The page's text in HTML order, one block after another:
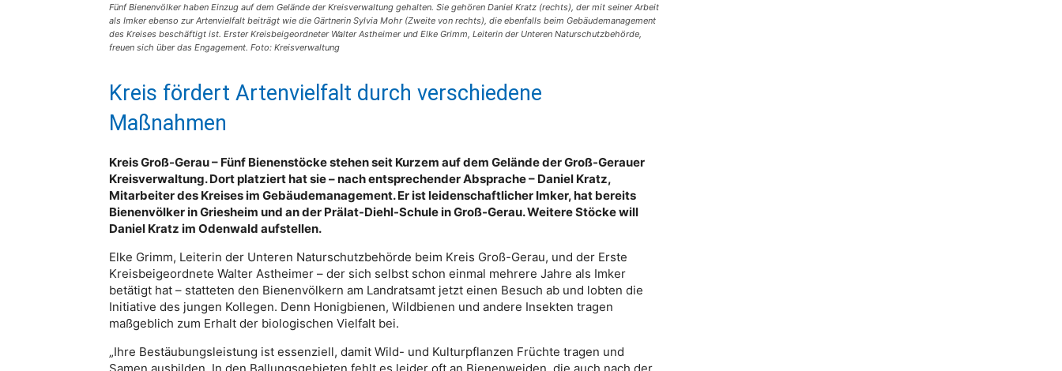
Fünf Bienenvölker haben Einzug auf dem Gelände der Kreisverwaltung gehalten. Sie gehören Daniel Kratz (rechts), der mit seiner Arbeit
als Imker ebenso zur Artenvielfalt beiträgt wie die Gärtnerin Sylvia Mohr (Zweite von rechts), die ebenfalls beim Gebäudemanagement
des Kreises beschäftigt ist. Erster Kreisbeigeordneter Walter Astheimer und Elke Grimm, Leiterin der Unteren Naturschutzbehörde,
freuen sich über das Engagement. Foto: Kreisverwaltung
Kreis fördert Artenvielfalt durch verschiedene
Maßnahmen
Kreis Groß-Gerau – Fünf Bienenstöcke stehen seit Kurzem auf dem Gelände der Groß-Gerauer
Kreisverwaltung. Dort platziert hat sie – nach entsprechender Absprache – Daniel Kratz,
Mitarbeiter des Kreises im Gebäudemanagement. Er ist leidenschaftlicher Imker, hat bereits
Bienenvölker in Griesheim und an der Prälat-Diehl-Schule in Groß-Gerau. Weitere Stöcke will
Daniel Kratz im Odenwald aufstellen.
Elke Grimm, Leiterin der Unteren Naturschutzbehörde beim Kreis Groß-Gerau, und der Erste
Kreisbeigeordnete Walter Astheimer – der sich selbst schon einmal mehrere Jahre als Imker
betätigt hat – statteten den Bienenvölkern am Landratsamt jetzt einen Besuch ab und lobten die
Initiative des jungen Kollegen. Denn Honigbienen, Wildbienen und andere Insekten tragen
maßgeblich zum Erhalt der biologischen Vielfalt bei.
„Ihre Bestäubungsleistung ist essenziell, damit Wild- und Kulturpflanzen Früchte tragen und
Samen ausbilden. In den Ballungsgebieten fehlt es leider oft an Bienenweiden, die auch nach der